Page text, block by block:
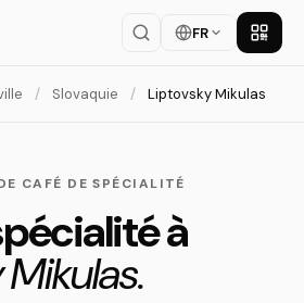
FR
/ Slovaquie / Liptovsky Mikulas
CAFÉ DE SPÉCIALITÉ
à